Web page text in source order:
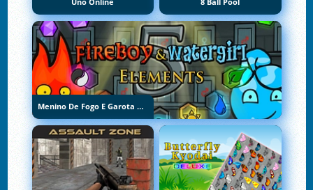
Uno Online 8 Ball Pool
Menino De Fogo E Garota De Água 5: Elementos